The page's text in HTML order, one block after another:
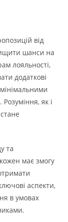
від
шанси на
лояльності,
додаткові
як і
та
має змогу
аспекти,
в умовах